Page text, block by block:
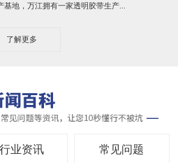
地，万江拥有一家透明胶带生产...
了解更多
行业资讯 常见问题